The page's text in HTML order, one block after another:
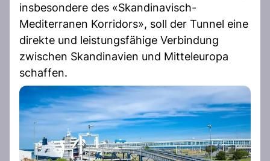
insbesondere des «Skandinavisch-
Mediterranen Korridors», soll der Tunnel eine
direkte und leistungsfähige Verbindung
zwischen Skandinavien und Mitteleuropa
schaffen.